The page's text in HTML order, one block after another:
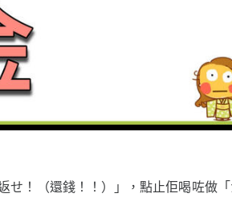
！（還錢！！）」，點止佢喝咗做「